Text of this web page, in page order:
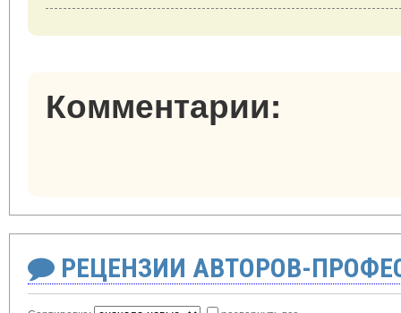
Комментарии:
РЕЦЕНЗИИ АВТОРОВ-